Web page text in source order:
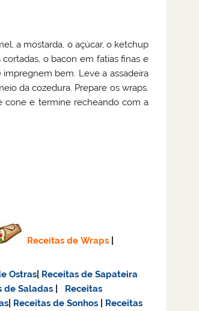
a mostarda, o açúcar, o ketchup
o bacon em fatias finas e
bem. Leve a assadeira
da cozedura. Prepare os wraps.
cone e termine recheando com a
Receitas de Wraps
Ostras Receitas de Sapateira
de Saladas
Receitas
Receitas de Sonhos Receitas